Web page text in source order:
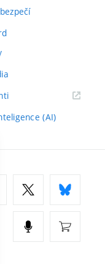
(externí
(AI)